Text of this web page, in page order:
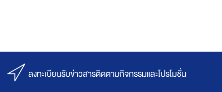
ลงทะเบียนรับข่าวสารติดตามกิจกรรมและโปรโมชั่น